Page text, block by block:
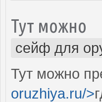
Тут можно
сейф для
Тут можно
oruzhiya.ru/>